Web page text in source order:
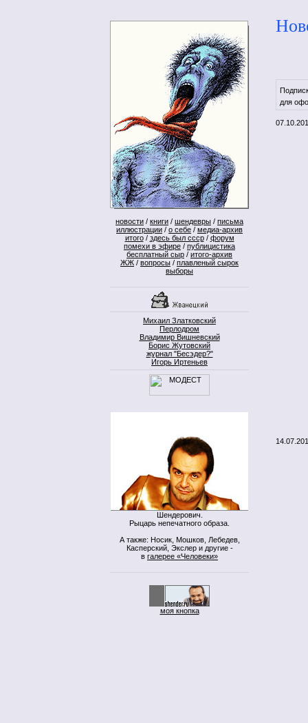
новости / книги / шендевры / письма
иллюстрации / о себе / медиа-архив
итого/ здесь был ссср/ форум
помехи в эфире / публицистика
бесплатный сыр / итого-архив
ЖЖ / вопросы / плавленый сырок
выборы
Михаил Златковский
Перлодром
Владимир Вишневский
Борис Жутовский
журнал "Бесэдер?"
Игорь Иртеньев
Шендерович.
Рыцарь непечатного образа.
А также: Носик, Мошков, Лебедев,
Касперский, Экслер и другие -
в галерее «Человеки»
моя кнопка
для